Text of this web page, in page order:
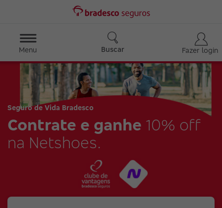
Menu Buscar Fazer login
Seguro de Vida Bradesco
Contrate e ganhe 10% off
na Netshoes.